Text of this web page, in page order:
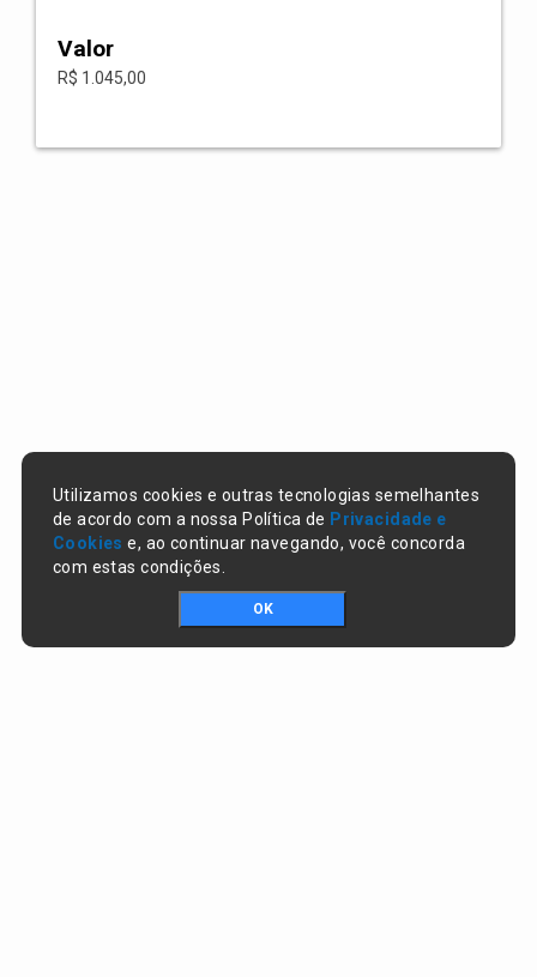
Valor
R$ 1.045,00
Utilizamos cookies e outras tecnologias semelhantes
de acordo com a nossa Política de Privacidade e
Cookies e, ao continuar navegando, você concorda
com estas condições.
OK